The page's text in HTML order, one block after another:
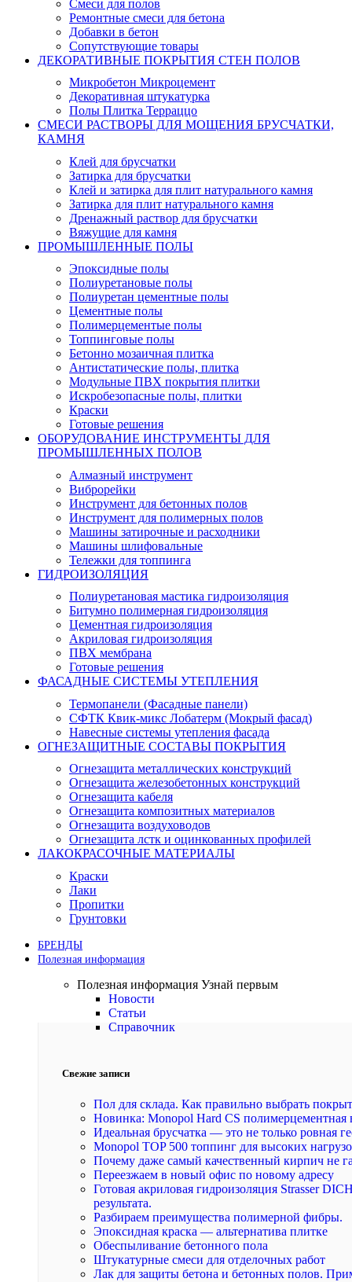
Смеси для полов
Ремонтные смеси для бетона
Добавки в бетон
Сопутствующие товары
ДЕКОРАТИВНЫЕ ПОКРЫТИЯ СТЕН ПОЛОВ
Микробетон Микроцемент
Декоративная штукатурка
Полы Плитка Терраццо
СМЕСИ РАСТВОРЫ ДЛЯ МОЩЕНИЯ БРУСЧАТКИ,
КАМНЯ
Клей для брусчатки
Затирка для брусчатки
Клей и затирка для плит натурального камня
Затирка для плит натурального камня
Дренажный раствор для брусчатки
Вяжущие для камня
ПРОМЫШЛЕННЫЕ ПОЛЫ
Эпоксидные полы
Полиуретановые полы
Полиуретан цементные полы
Цементные полы
Полимерцементые полы
Топпинговые полы
Бетонно мозаичная плитка
Антистатические полы, плитка
Модульные ПВХ покрытия плитки
Искробезопасные полы, плитки
Краски
Готовые решения
ОБОРУДОВАНИЕ ИНСТРУМЕНТЫ ДЛЯ
ПРОМЫШЛЕННЫХ ПОЛОВ
Алмазный инструмент
Виброрейки
Инструмент для бетонных полов
Инструмент для полимерных полов
Машины затирочные и расходники
Машины шлифовальные
Тележки для топпинга
ГИДРОИЗОЛЯЦИЯ
Полиуретановая мастика гидроизоляция
Битумно полимерная гидроизоляция
Цементная гидроизоляция
Акриловая гидроизоляция
ПВХ мембрана
Готовые решения
ФАСАДНЫЕ СИСТЕМЫ УТЕПЛЕНИЯ
Термопанели (Фасадные панели)
СФТК Квик-микс Лобатерм (Мокрый фасад)
Навесные системы утепления фасада
ОГНЕЗАЩИТНЫЕ СОСТАВЫ ПОКРЫТИЯ
Огнезащита металлических конструкций
Огнезащита железобетонных конструкций
Огнезащита кабеля
Огнезащита композитных материалов
Огнезащита воздуховодов
Огнезащита лстк и оцинкованных профилей
ЛАКОКРАСОЧНЫЕ МАТЕРИАЛЫ
Краски
Лаки
Пропитки
Грунтовки
БРЕНДЫ
Полезная информация
Полезная информация Узнай первым
Новости
Статьи
Справочник
Свежие записи
Пол для склада. Как правильно выбрать
Новинка: Monopol Hard CS полимерцементная
Идеальная брусчатка — это не только ровная
Monopol TOP 500 топпинг для высоких
Почему даже самый качественный кирпич не
Переезжаем в новый офис по новому адресу
Готовая акриловая гидроизоляция Strasser
результата.
Разбираем преимущества полимерной фибры.
Эпоксидная краска — альтернатива плитке
Обеспыливание бетонного пола
Штукатурные смеси для отделочных работ
Лак для защиты бетона и бетонных полов.